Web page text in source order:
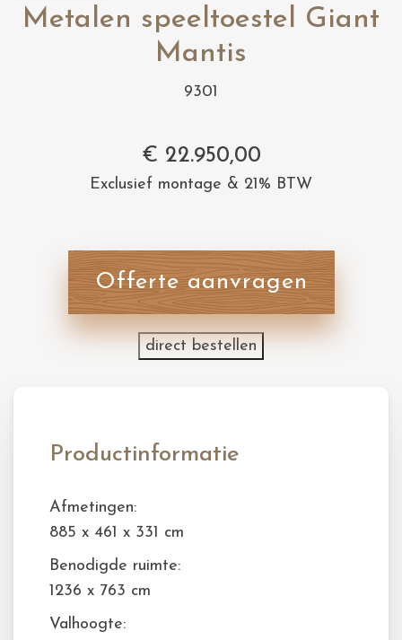
Metalen speeltoestel Giant
Mantis
9301
€ 22.950,00
Exclusief montage & 21% BTW
Offerte aanvragen
direct bestellen
Productinformatie
Afmetingen:
885 x 461 x 331 cm
Benodigde ruimte:
1236 x 763 cm
Valhoogte: